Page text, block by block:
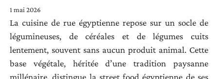
1 mai 2026
La cuisine de rue égyptienne repose sur un socle de
légumineuses, de céréales et de légumes cuits
lentement, souvent sans aucun produit animal. Cette
base végétale, héritée d’une tradition paysanne
millénaire, distingue la street food égyptienne de ses